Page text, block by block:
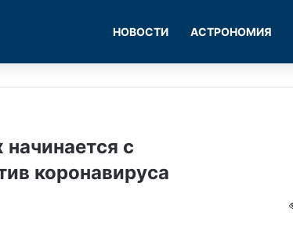
НОВОСТИ АСТРОНОМИЯ
с
коронавируса